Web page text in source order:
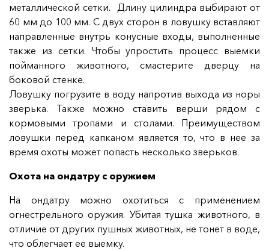
металлической сетки. Длину цилиндра выбирают от
60 мм до 100 мм. С двух сторон в ловушку вставляют
направленные внутрь конусные входы, выполненные
также из сетки. Чтобы упростить процесс выемки
пойманного животного, смастерите дверцу на
боковой стенке.
Ловушку погрузите в воду напротив выхода из норы
зверька. Также можно ставить верши рядом с
кормовыми тропами и столами. Преимуществом
ловушки перед капканом является то, что в нее за
время охоты может попасть несколько зверьков.
Охота на ондатру с оружием
На ондатру можно охотиться с применением
огнестрельного оружия. Убитая тушка животного, в
отличие от других пушных животных, не тонет в воде,
что облегчает ее выемку.